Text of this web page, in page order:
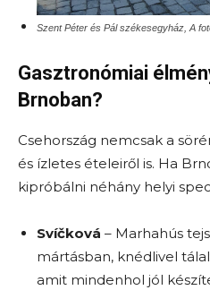
Szent Péter és Pál székesegyház, A
Gasztronómiai
Brnoban?
Csehország nemcsak a
és ízletes ételeiről is. Ha
kipróbálni néhány helyi
Svíčková – Marhahús
mártásban, knédlivel
amit mindenhol jól